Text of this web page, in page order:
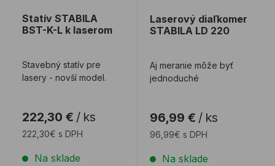
Statív STABILA
BST-K-L k laserom
Stavebný statív pre
lasery - novší model.
222,30 € / ks
222,30€ s DPH
Na sklade
Laserový diaľkomer
STABILA LD 220
Aj meranie môže byť
jednoduché
96,99 € / ks
96,99€ s DPH
Na sklade